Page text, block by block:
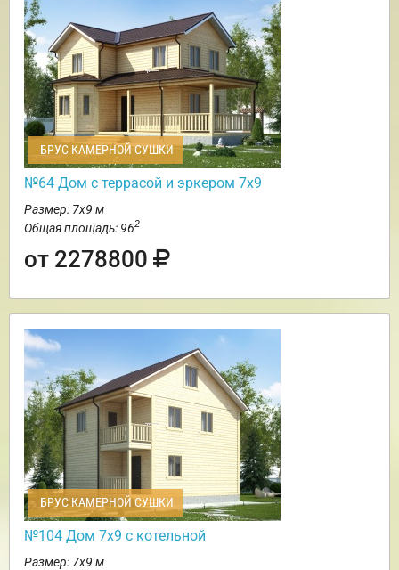
БРУС КАМЕРНОЙ СУШКИ
№64 Дом с террасой и эркером 7х9
Размер: 7х9 м
Общая площадь: 962
от 2278800
БРУС КАМЕРНОЙ СУШКИ
№104 Дом 7х9 с котельной
Размер: 7х9 м